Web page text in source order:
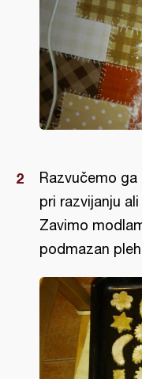
Razvučemo
pri razvijanju
Zavimo
podmazan